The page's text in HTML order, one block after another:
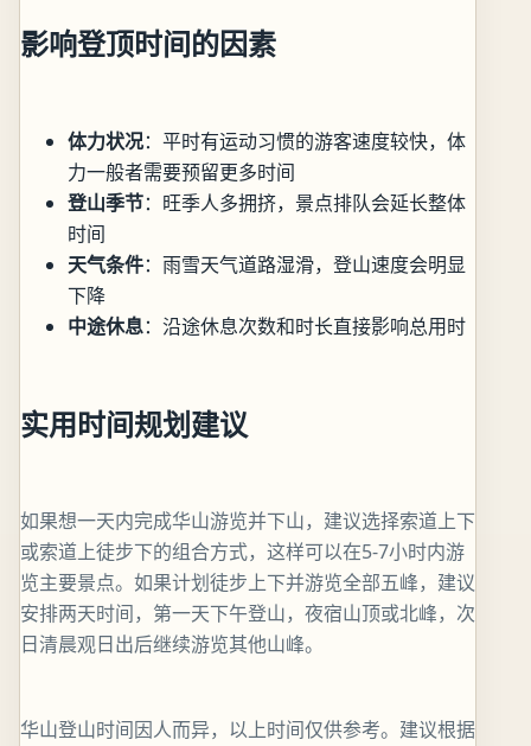
影响登顶时间的因素
体力状况：平时有运动习惯的游客速度较快，体
力一般者需要预留更多时间
登山季节：旺季人多拥挤，景点排队会延长整体
时间
天气条件：雨雪天气道路湿滑，登山速度会明显
下降
中途休息：沿途休息次数和时长直接影响总用时
实用时间规划建议
如果想一天内完成华山游览并下山，建议选择索道上下
或索道上徒步下的组合方式，这样可以在5-7小时内游
览主要景点。如果计划徒步上下并游览全部五峰，建议
安排两天时间，第一天下午登山，夜宿山顶或北峰，次
日清晨观日出后继续游览其他山峰。
华山登山时间因人而异，以上时间仅供参考。建议根据